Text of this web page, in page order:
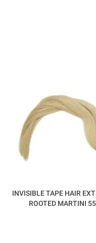
INVISIBLE TAPE HAIR
ROOTED MARTINI